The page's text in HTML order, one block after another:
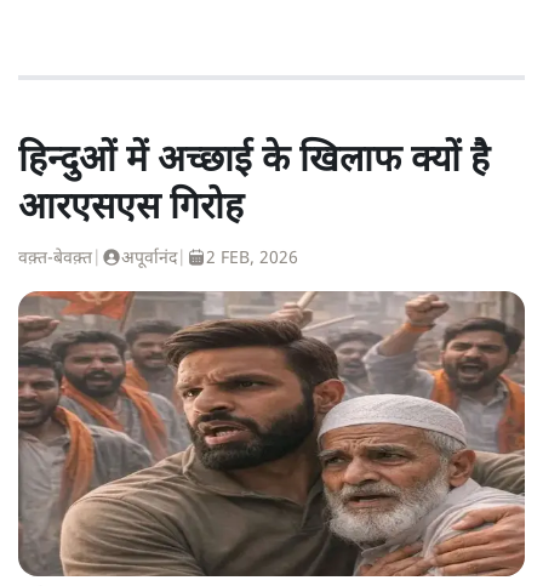
हिन्दुओं में अच्छाई के खिलाफ क्यों है
आरएसएस गिरोह
वक़्त-बेवक़्त अपूर्वानंद| 2 FEB, 2026